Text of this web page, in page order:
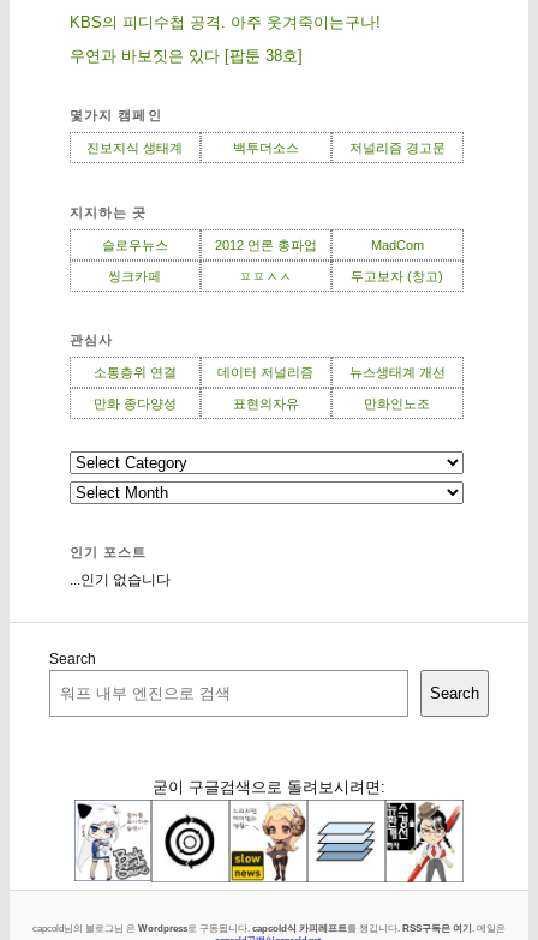
KBS의 피디수첩 공격. 아주 웃겨죽이는구나!
우연과 바보짓은 있다 [팝툰 38호]
몇가지 캠페인
진보지식 생태계 백투더소스 저널리즘 경고문
지지하는 곳
슬로우뉴스 2012 언론 총파업 MadCom
씽크카페 ㅍㅍㅅㅅ 두고보자 (창고)
관심사
소통층위 연결 데이터 저널리즘 뉴스생태계 개선
만화 종다양성 표현의자유 만화인노조
인기 포스트
...인기 없습니다
Search
Search
굳이 구글검색으로 돌려보시려면:
capcold님의 블로그님 은 Wordpress로 구동됩니다. capcold식 카피레프트를 챙깁니다. RSS구독은 여기. 메일은